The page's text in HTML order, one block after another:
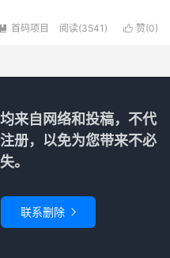
 赞(0)
 首码项目 阅读(3541)
来自网络和投稿，不代
册，以免为您带来不必
。
联系删除 